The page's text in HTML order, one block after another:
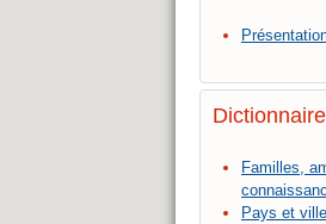
Dictionnaire
Familles,
Pays et